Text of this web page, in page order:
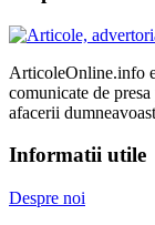
ArticoleOnline.info
comunicate de
afacerii
Informatii utile
Despre noi